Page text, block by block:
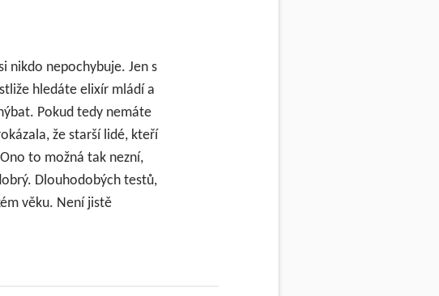
nikdo nepochybuje. Jen s
hledáte elixír mládí a
Pokud tedy nemáte
že starší lidé, kteří
to možná tak nezní,
Dlouhodobých testů,
věku. Není jistě